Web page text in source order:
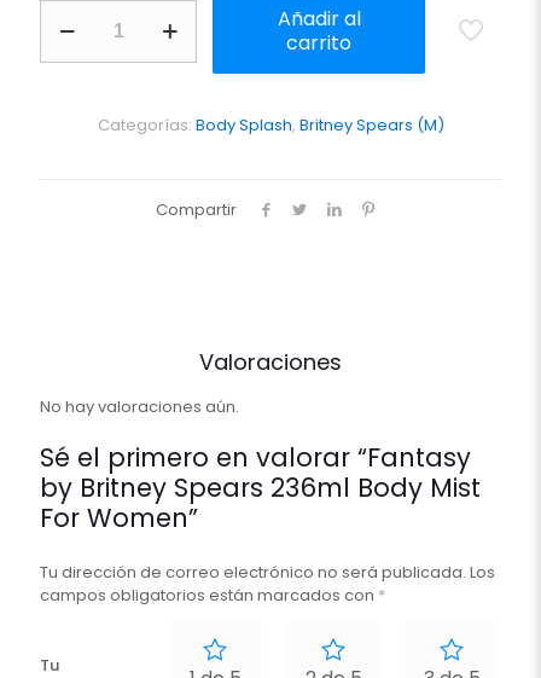
Britney
Añadir al
carrito
Categorías: Body Splash, Britney Spears (M)
Compartir
Valoraciones
No hay valoraciones aún.
Sé el primero en valorar “Fantasy
by Britney Spears 236ml Body Mist
For Women”
Tu dirección de correo electrónico no será publicada. Los
campos obligatorios están marcados con *
Tu